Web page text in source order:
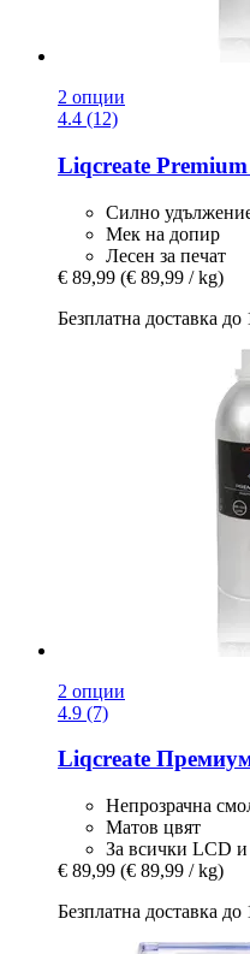
2 опции
4.4 (12)
Liqcreate
Силно
Мек на допир
Лесен за печат
€ 89,99 (€ 89,99 / kg)
Безплатна доставка до
2 опции
4.9 (7)
Liqcreate
Непрозрачна
Матов цвят
За всички LCD
€ 89,99 (€ 89,99 / kg)
Безплатна доставка до